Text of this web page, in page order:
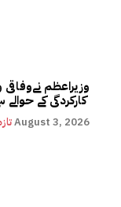
وزیراعظم نےوفاقی
کارکردگی کے حوالے سے اہم فیصلہ کر لیا
August 3, 2026